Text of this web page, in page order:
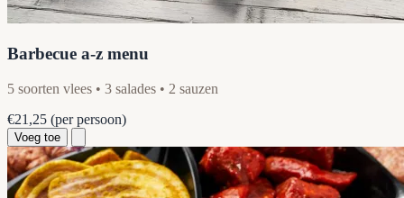
Barbecue a-z menu
5 soorten vlees • 3 salades • 2 sauzen
€21,25 (per persoon)
Voeg toe